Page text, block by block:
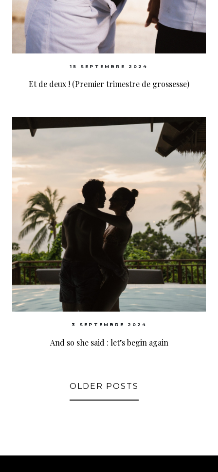
15 SEPTEMBRE 2024
Et de deux ! (Premier trimestre de grossesse)
3 SEPTEMBRE 2024
And so she said : let’s begin again
OLDER POSTS